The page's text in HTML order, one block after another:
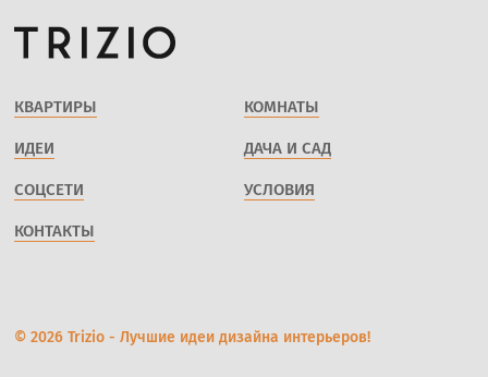
КВАРТИРЫ КОМНАТЫ
ИДЕИ ДАЧА И САД
СОЦСЕТИ УСЛОВИЯ
КОНТАКТЫ
© 2026 Trizio - Лучшие идеи дизайна интерьеров!